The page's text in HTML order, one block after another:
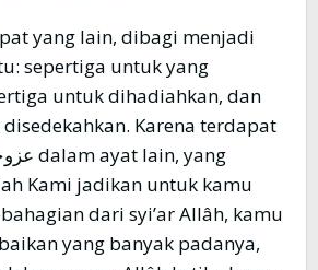
yang lain, dibagi menjadi
sepertiga untuk yang
untuk dihadiahkan, dan
Karena terdapat
Kami jadikan untuk kamu
dari syi’ar Allâh, kamu
yang banyak padanya,